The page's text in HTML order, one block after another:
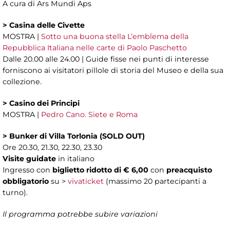
A cura di Ars Mundi Aps
> Casina delle Civette
MOSTRA | Sotto una buona stella L’emblema della
Repubblica Italiana nelle carte di Paolo Paschetto
Dalle 20.00 alle 24.00 | Guide fisse nei punti di interesse
forniscono ai visitatori pillole di storia del Museo e della sua
collezione.
> Casino dei Principi
MOSTRA | Pedro Cano. Siete e Roma
> Bunker di Villa Torlonia (SOLD OUT)
Ore 20.30, 21.30, 22.30, 23.30
Visite guidate in italiano
Ingresso con biglietto ridotto di € 6,00 con preacquisto
obbligatorio su > vivaticket (massimo 20 partecipanti a
turno).
Il programma potrebbe subire variazioni